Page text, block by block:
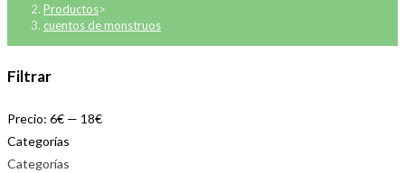
Productos>
cuentos de monstruos
Filtrar
Precio: 6€ — 18€
Categorías
Categorías